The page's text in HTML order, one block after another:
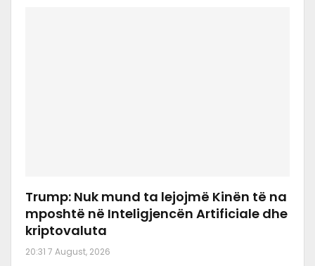
Trump: Nuk mund ta lejojmë Kinën të na
mposhtë në Inteligjencën Artificiale dhe
kriptovaluta
20:31 7 August, 2026